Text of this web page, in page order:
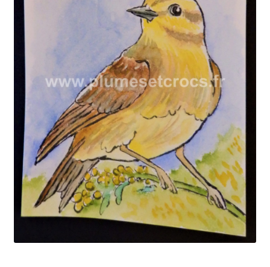
CGV
Me contacter